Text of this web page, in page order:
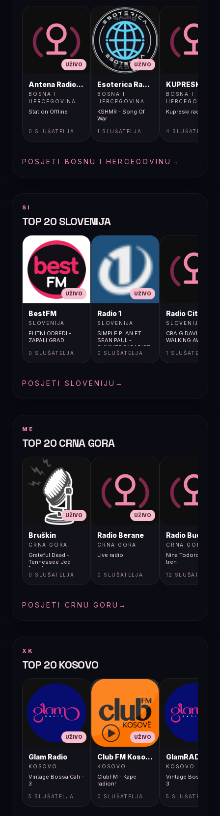
UŽIVO
Antena Radio, Jelah Tešanj
BOSNA I
HERCEGOVINA
Station Offline
0 SLUŠATELJA
UŽIVO
Esoterica Radio S1
BOSNA I
HERCEGOVINA
KSHMR - Song Of
War
1 SLUŠATELJA
BOSNA I
HERCEGOVINA
Kupreski radio
4 SLUŠATELJA
POSJETI BOSNU I HERCEGOVINU →
SI
TOP 20 SLOVENIJA
UŽIVO
BestFM
SLOVENIJA
ELITNI ODREDI -
ZAPALI GRAD
0 SLUŠATELJA
UŽIVO
Radio 1
SLOVENIJA
SIMPLE PLAN FT.
SEAN PAUL -
SUMMER PARADISE
0 SLUŠATELJA
Radio City
SLOVENIJA
CRAIG DAVID /
WALKING AWAY
1 SLUŠATELJA
POSJETI SLOVENIJU →
ME
TOP 20 CRNA GORA
UŽIVO
Bruškin
CRNA GORA
Grateful Dead -
Tennessee Jed
[9aG]
0 SLUŠATELJA
UŽIVO
Radio Berane
CRNA GORA
Live radio
0 SLUŠATELJA
Radio Budva
CRNA GORA
Nina Todorovic -
tren
12 SLUŠATELJA
POSJETI CRNU GORU →
XK
TOP 20 KOSOVO
UŽIVO
Glam Radio
KOSOVO
Vintage Bossa Cafi -
3
5 SLUŠATELJA
UŽIVO
Club FM Kosovë
KOSOVO
ClubFM - Kape
radion!
0 SLUŠATELJA
GlamRADIO
KOSOVO
Vintage Bossa Cafi
3
5 SLUŠATELJA